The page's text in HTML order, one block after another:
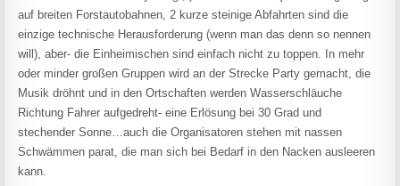
auf breiten Forstautobahnen, 2 kurze steinige Abfahrten sind die
einzige technische Herausforderung (wenn man das denn so nennen
will), aber- die Einheimischen sind einfach nicht zu toppen. In mehr
oder minder großen Gruppen wird an der Strecke Party gemacht, die
Musik dröhnt und in den Ortschaften werden Wasserschläuche
Richtung Fahrer aufgedreht- eine Erlösung bei 30 Grad und
stechender Sonne…auch die Organisatoren stehen mit nassen
Schwämmen parat, die man sich bei Bedarf in den Nacken ausleeren
kann.